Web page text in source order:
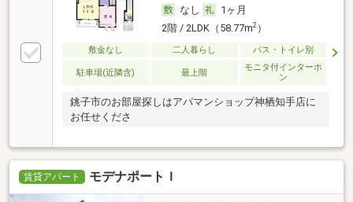
なし
1ヶ月
2階 / 2LDK（58.77m2）
敷金なし 二人暮らし バス・トイレ別
駐車場(近隣含) 最上階
モニタ付インターホ
ン
銚子市のお部屋探しはアパマンショップ神栖知手店に
お任せくださ
賃貸アパート モデナポートＩ